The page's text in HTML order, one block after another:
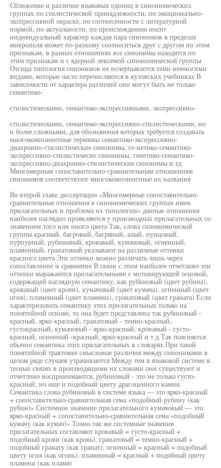
Сближение и различие языковых единиц в синонимических
группах по стилистической принадлежности, по эмоционально-
экспрессивной окраске, по соотнесенности с литературной
нормой, по актуальности, по происхождению носит
индивидуальный характер каждая пара синонимов в пределах
микрополя может по-разному соотноситься друг с другом по этим
признакам, в разных отношениях все синонимы находятся по
этим признакам и с ядерной лексемой синонимической группы
Отсюда типология синонимов не исчерпывается теми немногими
видами, которые часто перечисляются в вузовских учебниках В
зависимости от характера различий они могут быть не только
семантико-
стилистическими, семантико-экспрессивными, экспрессивно-
стилистическими, семантико-экспрессивно-стилистическими, но
и более сложными, для обозначения которых требуется создавать
многокомпонентные термины семантико-экспрессивно-
диахронно-стилистические синонимы, ге-нетико-семантико-
экспрессивно-стилистичесие синонимы, генетико-семантико-
экспрессивно-диахронно-стилистические синонимы и тд
Многомерным сопоставительно-сравнительным отношениям
синонимов соответствуют многокомпонентные их названия
Во второй главе диссертации «Многомерные сопоставительно-
сравнительные отношения в синонимических группах имен
прилагательных и проблема их типологии» данные отношения
наиболее наглядно проявляются у производных прилагательных со
значением того или иного цвета Так, слова синонимической
группы красный, багровый, багряный, алый, пунцовый,
пурпурный, рубиновый, кровавый, кумачовый, огненный,
пламенный, гранатовый указывают на различные оттенки
красного цвета Эти оттенки можно различать лишь через
сопоставление и сравнение В связи с этим наиболее отчетливо эти
оттенки выражаются прилагательными с мотивирующей основой,
содержащей наглядную семантику, как рубиновый (цвет рубина),
кровавый (цвет крови), кумачовый (цвет кумача), огненный (цвет
огня), пламенный (цвет пламени), гранатовый (цвет граната) Если
характеризовать семантику этих прилагательных только на
понятийной основе, то она будет представлена так рубиновый -
красный, ярко-красный, гранатовый - темно-красный,
густокрасный, кумачовый - ярко-красный, кровавый - густо-
красный, огненный -красный, ярко-красный и т д Так поясняется
обычно семантика этих прилагательных в словарях При такой
понятийной трактовке смысловые различия между синонимами в
целом ряде случаев утрачиваются Между тем в языковой системе в
тесных связях в производящими их словами они существуют и
отчетливо воспринимаются, рубиновый - это не только густо-
красный, но еще и подобный цвету драгоценного камня.
Семантика слова рубиновый в системе языка — это ярко-красный
+ сопоставительно-сравнительная сема «подобный рубину (как
рубин)» Системное значение прилагательного кумачовый — это
ярко-красный + сопоставительно-сравнительная сема «подобный
кумачу (как кумач)» Точно так же системные значения
прилагательных составляют кровавый = густо-красный +
подобный крови (как кровь), гранатовый = темно-красный +
подобный гранату (как гранат), огненный = красный + подобный
цвету огня (как огонь), пламенный = красный + подобный цвету
пламени (как пламя)